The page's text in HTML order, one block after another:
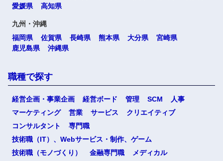
愛媛県
高知県
九州・沖縄
福岡県
佐賀県 長崎県 熊本県 大分県
宮崎県
鹿児島県
沖縄県
職種で探す
経営企画・事業企画 経営ボード 管理 SCM
人事
マーケティング
営業 サービス
クリエイティブ
コンサルタント
専門職
技術職（IT）、Webサービス・制作、ゲーム
技術職（モノづくり）
金融専門職
メディカル